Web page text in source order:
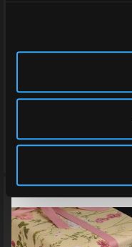
Fra 585,00